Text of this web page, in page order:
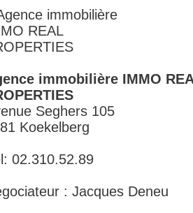
immobilière IMMO
Seghers 105
Koekelberg
02.310.52.89
: Jacques Deneu